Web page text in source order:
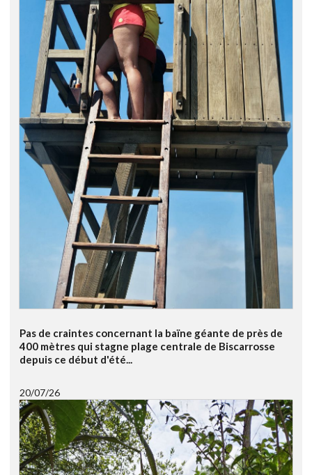
Pas de craintes concernant la baïne géante de près de
400 mètres qui stagne plage centrale de Biscarrosse
depuis ce début d'été...
20/07/26